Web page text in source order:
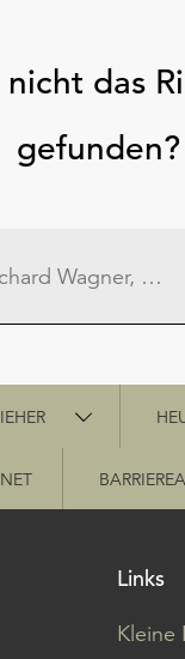
das
gefunden?
Links
Kleine